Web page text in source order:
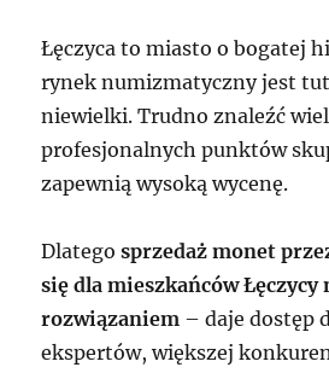
Łęczyca to miasto o bogatej
rynek numizmatyczny jest
niewielki. Trudno znaleźć
profesjonalnych punktów
zapewnią wysoką wycenę.
Dlategosprzedaż monet
się dla mieszkańców Łęczycy
rozwiązaniem – daje dostęp
ekspertów, większej